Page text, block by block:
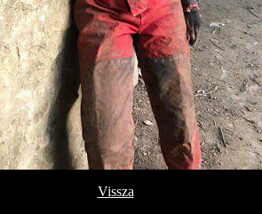
Vissza